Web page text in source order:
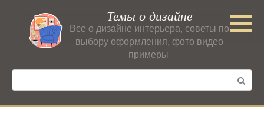
контенту
Темы о дизайне
Все о дизайне интерьера, советы по
выбору оформления, фото видео
примеры
Поиск: